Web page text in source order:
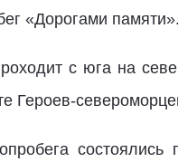
«Дорогами памяти».
с юга на
Героев-